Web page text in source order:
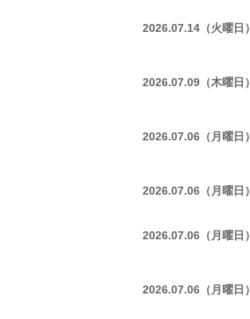
2026.07.14（火曜日）
2026.07.09（木曜日）
2026.07.06（月曜日）
2026.07.06（月曜日）
2026.07.06（月曜日）
2026.07.06（月曜日）